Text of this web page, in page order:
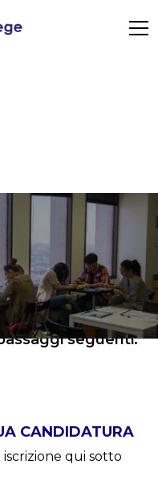
CWC?
seguenti.
CANDIDATURA
qui sotto